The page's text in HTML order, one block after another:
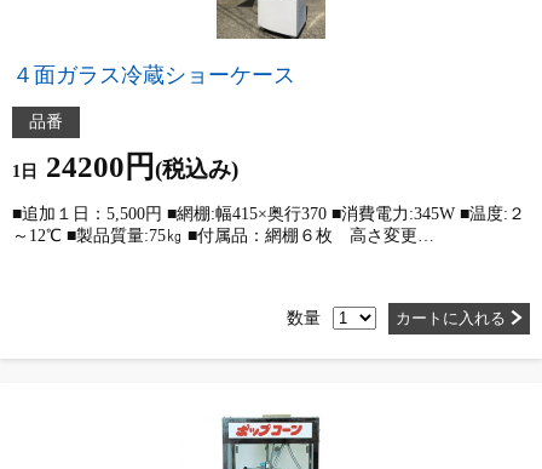
４面ガラス冷蔵ショーケース
品番
1日 24200円(税込み)
■追加１日：5,500円 ■網棚:幅415×奥行370 ■消費電力:345W ■温度:２
～12℃ ■製品質量:75㎏ ■付属品：網棚６枚 高さ変更…
数量 カートに入れる